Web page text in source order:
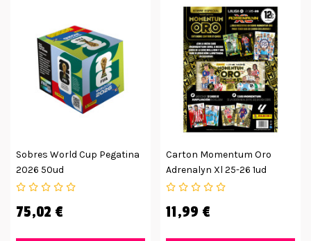
Sobres World Cup Pegatina
2026 50ud
75,02 €
Carton Momentum Oro
Adrenalyn Xl 25-26 1ud
11,99 €